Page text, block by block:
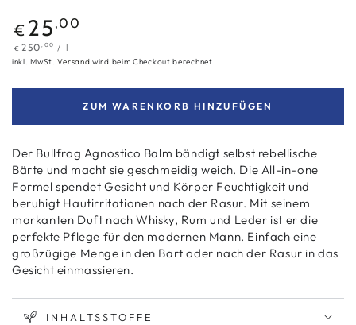
Regulärer
Preis
€ 25 ,00
Stückpreis
€ 250 ,00 / pro
l
inkl. MwSt.Versand wird beim Checkout berechnet
ZUM WARENKORB HINZUFÜGEN
Der Bullfrog Agnostico Balm bändigt selbst rebellische
Bärte und macht sie geschmeidig weich. Die All-in-one
Formel spendet Gesicht und Körper Feuchtigkeit und
beruhigt Hautirritationen nach der Rasur. Mit seinem
markanten Duft nach Whisky, Rum und Leder ist er die
perfekte Pflege für den modernen Mann. Einfach eine
großzügige Menge in den Bart oder nach der Rasur in das
Gesicht einmassieren.
INHALTSSTOFFE